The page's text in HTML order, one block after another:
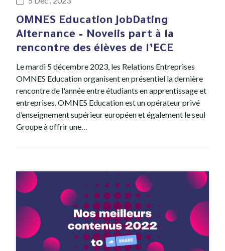
OMNES Education JobDating
Alternance – Novelis part à la
rencontre des élèves de l’ECE
Le mardi 5 décembre 2023, les Relations Entreprises
OMNES Education organisent en présentiel la dernière
rencontre de l'année entre étudiants en apprentissage et
entreprises. OMNES Education est un opérateur privé
d’enseignement supérieur européen et également le seul
Groupe à offrir une…